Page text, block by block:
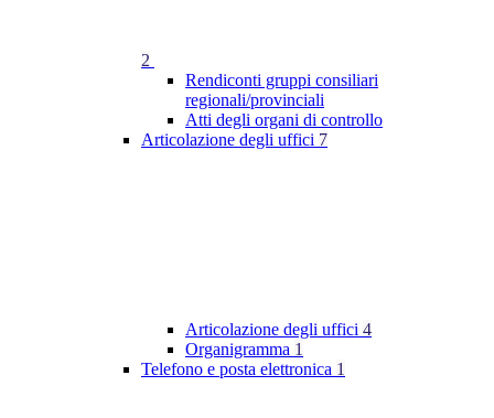
2
Rendiconti gruppi consiliari
regionali/provinciali
Atti degli organi di controllo
Articolazione degli uffici 7
Articolazione degli uffici 4
Organigramma 1
Telefono e posta elettronica 1